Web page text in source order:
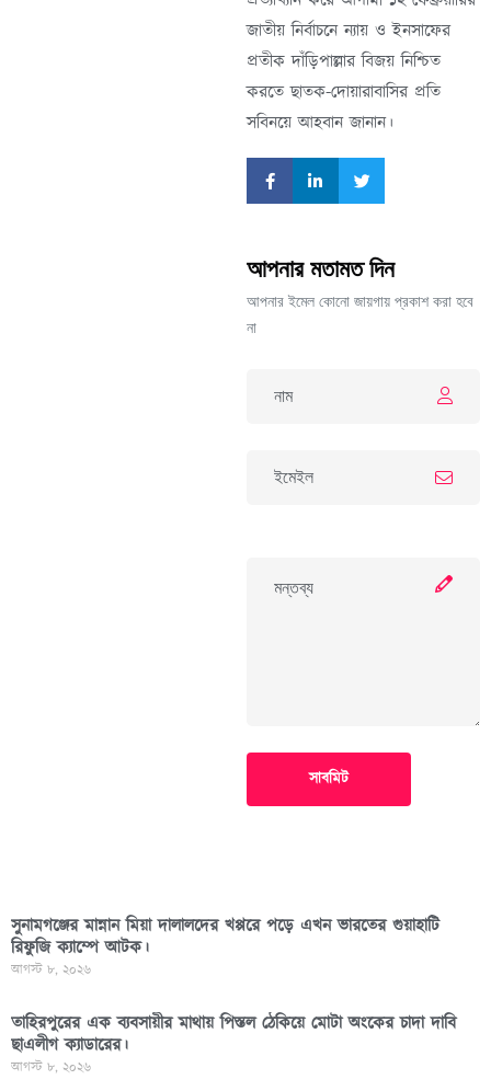
জাতীয় নির্বাচনে ন্যায় ও ইনসাফের
প্রতীক দাঁড়িপাল্লার বিজয় নিশ্চিত
করতে ছাতক-দোয়ারাবাসির প্রতি
সবিনয়ে আহবান জানান।
আপনার মতামত দিন
আপনার ইমেল কোনো জায়গায় প্রকাশ করা হবে
না
সাবমিট
সুনামগঞ্জের মান্নান মিয়া দালালদের খপ্পরে পড়ে এখন ভারতের গুয়াহাটি
রিফুজি ক্যাম্পে আটক।
আগস্ট ৮, ২০২৬
তাহিরপুরের এক ব্যবসায়ীর মাথায় পিস্তল ঠেকিয়ে মোটা অংকের চাদা দাবি
ছাএলীগ ক্যাডারের।
আগস্ট ৮, ২০২৬